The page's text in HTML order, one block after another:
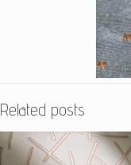
Related posts